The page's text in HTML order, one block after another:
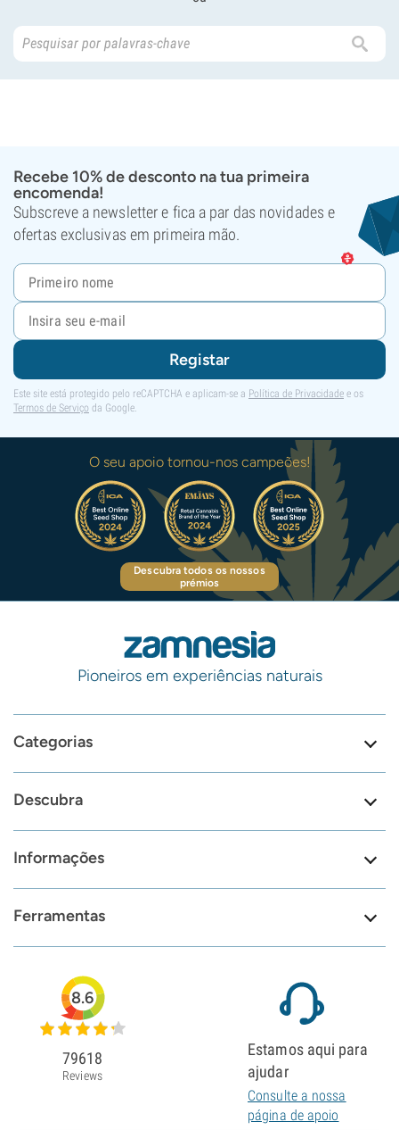
Recebe 10% de desconto na tua primeira
encomenda!
Subscreve a newsletter e fica a par das novidades e
ofertas exclusivas em primeira mão.
Registar
Este site está protegido pelo reCAPTCHA e aplicam-se a Política de Privacidade e os
Termos de Serviço da Google.
O seu apoio tornou-nos campeões!
Descubra todos os nossos
prémios
Pioneiros em experiências naturais
Categorias
Descubra
Informações
Ferramentas
8.6
79618
Reviews
Estamos aqui para
ajudar
Consulte a nossa
página de apoio